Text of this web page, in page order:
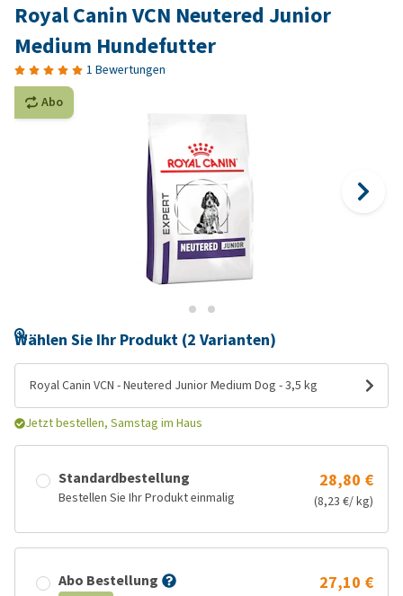
Royal Canin VCN Neutered Junior
Medium Hundefutter
1 Bewertungen
Abo
Wählen Sie Ihr Produkt (2 Varianten)
Royal Canin VCN - Neutered Junior Medium Dog - 3,5 kg
Jetzt bestellen, Samstag im Haus
Standardbestellung
Bestellen Sie Ihr Produkt einmalig
28,80 €
(8,23 €/ kg)
Abo Bestellung 27,10 €